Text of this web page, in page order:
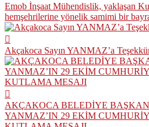
Emob İnşaat Mühendislik, yaklaşan
hemşehrilerine yönelik samimi bir
Akçakoca Sayın YANMAZ’a
AKÇAKOCA BELEDİYE
YANMAZ’IN 29 EKİM